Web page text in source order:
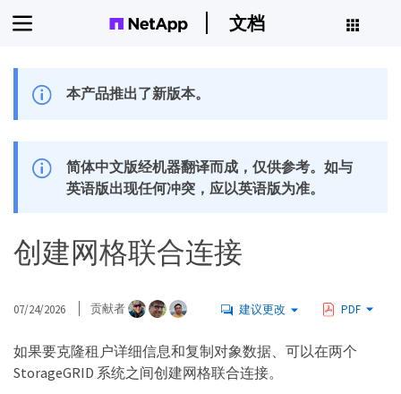
文档
本产品推出了新版本。
简体中文版经机器翻译而成，仅供参考。如与
英语版出现任何冲突，应以英语版为准。
创建网格联合连接
07/24/2026 贡献者 建议更改 PDF
如果要克隆租户详细信息和复制对象数据、可以在两个
StorageGRID 系统之间创建网格联合连接。